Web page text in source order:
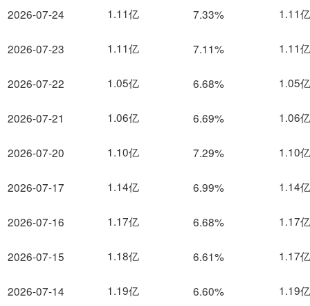
2026-07-24
2026-07-23
2026-07-22
2026-07-21
2026-07-20
2026-07-17
2026-07-16
2026-07-15
2026-07-14
1.11亿 7.33% 1.11亿
1.11亿 7.11% 1.11亿
1.05亿 6.68% 1.05亿
1.06亿 6.69% 1.06亿
1.10亿 7.29% 1.10亿
1.14亿 6.99% 1.14亿
1.17亿 6.68% 1.17亿
1.18亿 6.61% 1.17亿
1.19亿 6.60% 1.19亿